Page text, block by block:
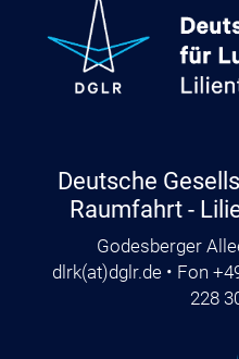
Deutsche
Raumfahrt -
Godesberger
dlrk(at)dglr.de • Fon
228